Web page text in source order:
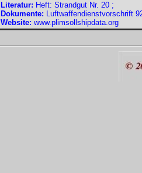
Literatur: Heft: Strandgut Nr. 20 ;
Dokumente: Luftwaffendienstvorschrift
Website: www.plimsollshipdata.org